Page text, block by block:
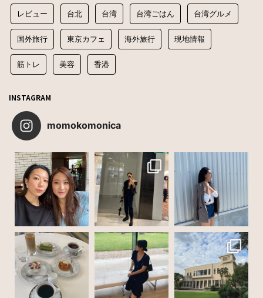
レビュー 台北 台湾 台湾ごはん 台湾グルメ
国外旅行 東京カフェ 海外旅行 現地情報
筋トレ 美容 香港
INSTAGRAM
momokomonica